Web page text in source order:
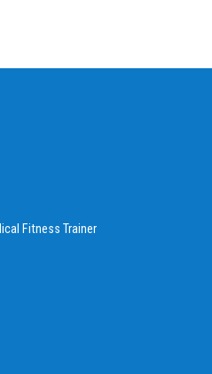
Fitness Trainer